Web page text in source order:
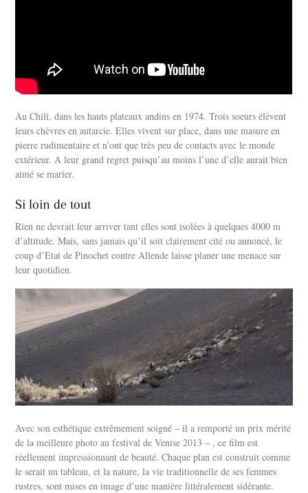
Au Chili, dans les hauts plateaux andins en 1974. Trois soeurs élèvent
leurs chèvres en autarcie. Elles vivent sur place, dans une masure en
pierre rudimentaire et n’ont que très peu de contacts avec le monde
extérieur. A leur grand regret puisqu’au moins l’une d’elle aurait bien
aimé se marier.
Si loin de tout
Rien ne devrait leur arriver tant elles sont isolées à quelques 4000 m
d’altitude. Mais, sans jamais qu’il soit clairement cité ou annoncé, le
coup d’Etat de Pinochet contre Allende laisse planer une menace sur
leur quotidien.
Avec son esthétique extrêmement soigné – il a remporté un prix mérité
de la meilleure photo au festival de Venise 2013 – , ce film est
réellement impressionnant de beauté. Chaque plan est construit comme
le serait un tableau, et la nature, la vie traditionnelle de ses femmes
rustres, sont mises en image d’une manière littéralement sidérante.